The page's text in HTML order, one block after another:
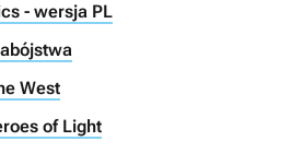
- wersja PL
West
of Light